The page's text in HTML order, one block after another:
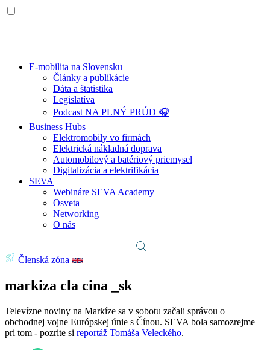
E-mobilita na Slovensku
Články a publikácie
Dáta a štatistika
Legislatíva
Podcast NA PLNÝ PRÚD 🎧
Business Hubs
Elektromobily vo firmách
Elektrická nákladná doprava
Automobilový a batériový priemysel
Digitalizácia a elektrifikácia
SEVA
Webináre SEVA Academy
Osveta
Networking
O nás
Členská zóna
markiza cla cina _sk
Televízne noviny na Markíze sa v sobotu začali správou o
obchodnej vojne Európskej únie s Čínou. SEVA bola samozrejme
pri tom - pozrite si reportáž Tomáša Veleckého.